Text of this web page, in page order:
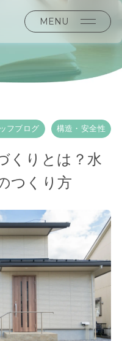
MENU
フブログ 構造・安全性
くりとは？水
つくり方